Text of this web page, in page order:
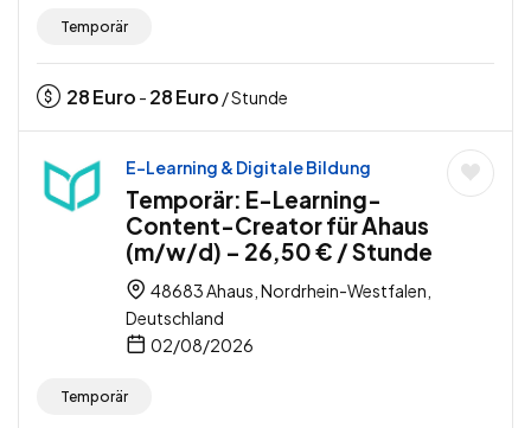
Temporär
28Euro - 28Euro / Stunde
E-Learning & Digitale Bildung
Temporär: E-Learning-
Content-Creator für Ahaus
(m/w/d) – 26,50 € / Stunde
48683 Ahaus, Nordrhein-Westfalen,
Deutschland
02/08/2026
Temporär